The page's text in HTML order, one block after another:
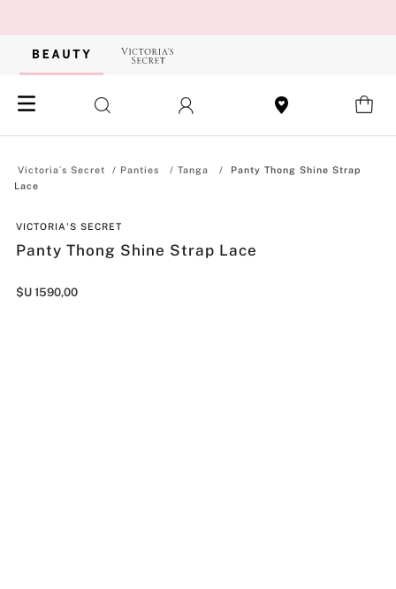
Panties Tanga
Panty Thong Shine Strap
Lace
VICTORIA'S SECRET
Panty Thong Shine Strap Lace
$U 1590,00